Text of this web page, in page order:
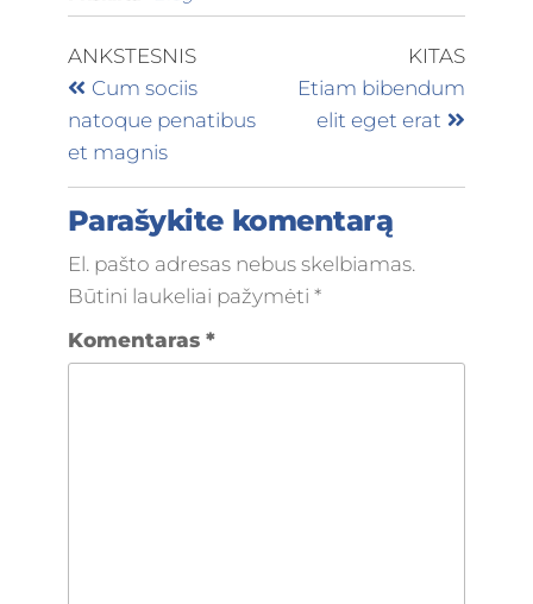
ANKSTESNIS
Cum sociis
natoque penatibus
et magnis
KITAS
Etiam bibendum
elit eget erat
Parašykite komentarą
El. pašto adresas nebus skelbiamas.
Būtini laukeliai pažymėti *
Komentaras *